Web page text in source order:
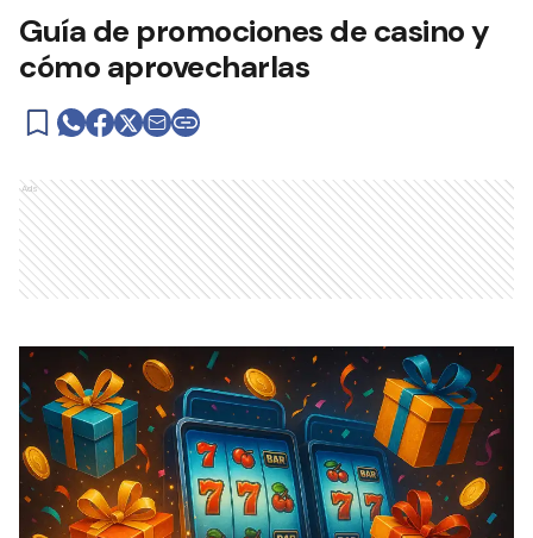
Guía de promociones de casino y
cómo aprovecharlas
Ads